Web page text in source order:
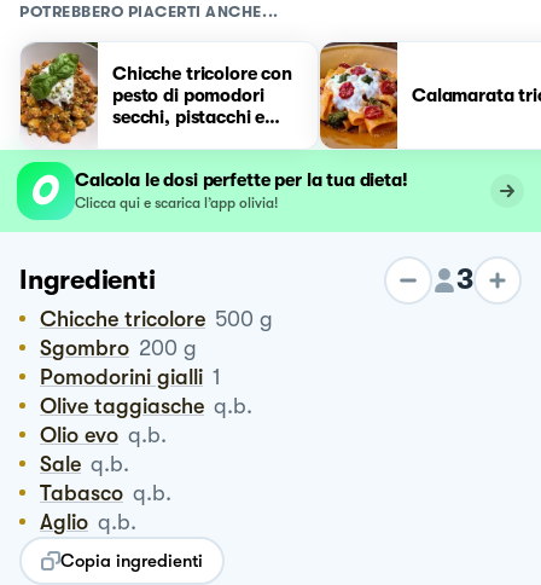
POTREBBERO PIACERTI ANCHE...
Chicche tricolore con
pesto di pomodori
secchi, pistacchi e
Calamarata
Calcola le dosi perfette per la tua dieta!
Clicca qui e scarica l’app olivia!
Ingredienti 3
Chicche tricolore 500 g
Sgombro 200 g
Pomodorini gialli 1
Olive taggiasche q.b.
Olio evo q.b.
Sale q.b.
Tabasco q.b.
Aglio q.b.
Copia ingredienti